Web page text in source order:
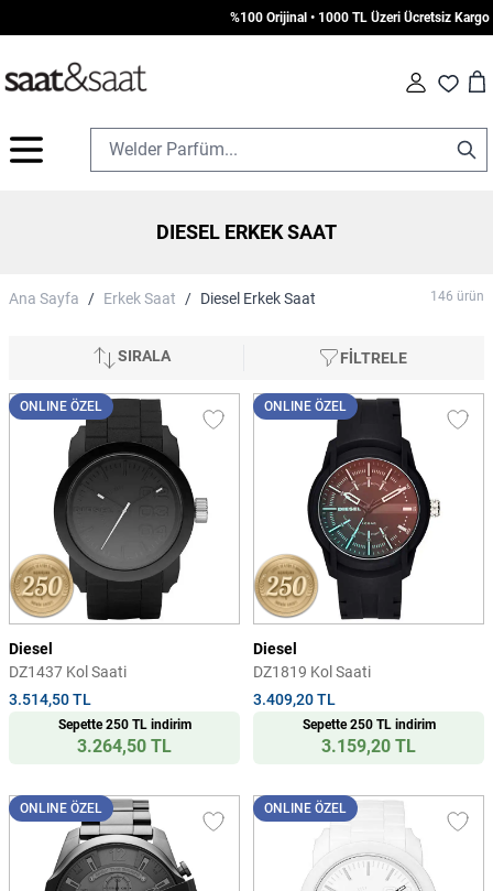
%100 Orijinal • 1000 TL Üzeri Ücretsiz Kargo • Vade Farksız
Fav Cart
DIESEL ERKEK SAAT
Ana Sayfa / Erkek Saat / Diesel Erkek Saat 146 ürün
SIRALA FİLTRELE
ONLINE ÖZEL
Diesel
DZ1437 Kol Saati
3.514,50 TL
Sepette 250 TL indirim
3.264,50 TL
ONLINE ÖZEL
Diesel
DZ1819 Kol Saati
3.409,20 TL
Sepette 250 TL indirim
3.159,20 TL
ONLINE ÖZEL ONLINE ÖZEL